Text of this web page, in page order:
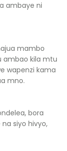
ambaye ni
mambo
ambao kila mtu
wapenzi kama
mno.
bora
siyo hivyo,